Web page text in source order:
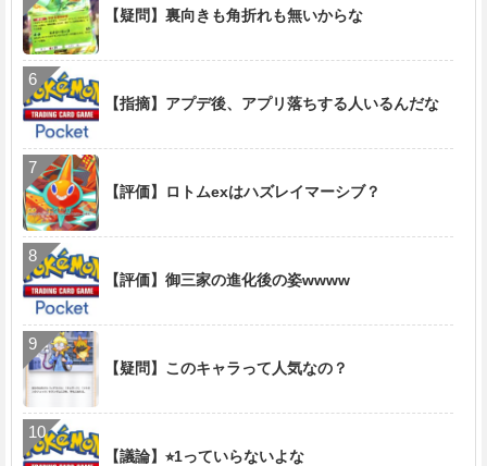
【疑問】裏向きも角折れも無いからな
【指摘】アプデ後、アプリ落ちする人いるんだな
【評価】ロトムexはハズレイマーシブ？
【評価】御三家の進化後の姿wwww
【疑問】このキャラって人気なの？
【議論】⭐︎1っていらないよな